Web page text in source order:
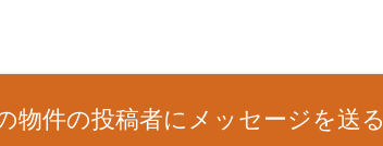
物件の投稿者にメッセージを送る